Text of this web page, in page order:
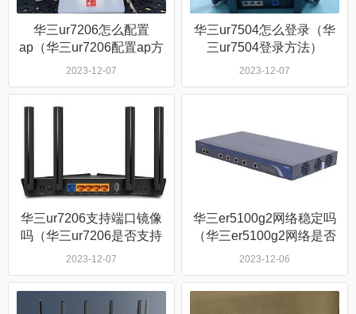
华三ur7206怎么配置
ap（华三ur7206配置ap方
法）
2023-12-07
华三ur7504怎么登录（华
三ur7504登录方法）
2023-12-07
华三ur7206支持端口镜像
吗（华三ur7206是否支持
端口镜像）
2023-12-07
华三er5100g2网络稳定吗
（华三er5100g2网络是否
稳定）
2023-12-06